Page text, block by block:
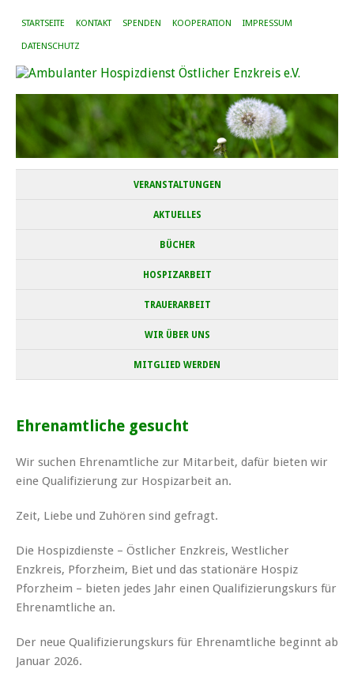
STARTSEITE KONTAKT SPENDEN KOOPERATION IMPRESSUM
DATENSCHUTZ
VERANSTALTUNGEN
AKTUELLES
BÜCHER
HOSPIZARBEIT
TRAUERARBEIT
WIR ÜBER UNS
MITGLIED WERDEN
Ehrenamtliche gesucht
Wir suchen Ehrenamtliche zur Mitarbeit, dafür bieten wir
eine Qualifizierung zur Hospizarbeit an.
Zeit, Liebe und Zuhören sind gefragt.
Die Hospizdienste – Östlicher Enzkreis, Westlicher
Enzkreis, Pforzheim, Biet und das stationäre Hospiz
Pforzheim – bieten jedes Jahr einen Qualifizierungskurs für
Ehrenamtliche an.
Der neue Qualifizierungskurs für Ehrenamtliche beginnt ab
Januar 2026.